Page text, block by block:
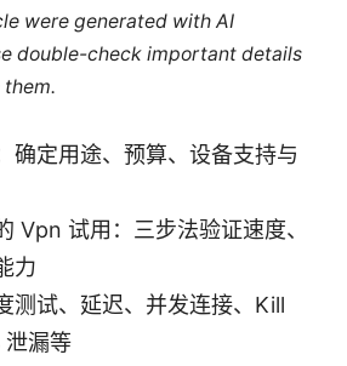
were generated with AI
double-check important details
确定用途、预算、设备支持与
Vpn 试用：三步法验证速度、
力
测试、延迟、并发连接、Kill
漏等